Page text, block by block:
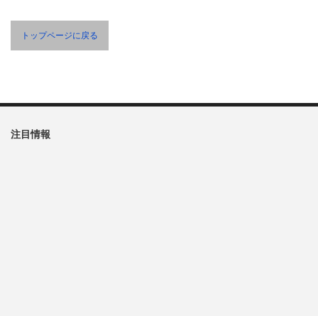
トップページに戻る
注目情報